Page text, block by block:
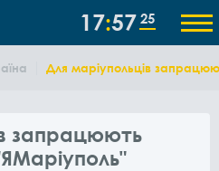
17 57 25
Для маріупольців
запрацюють